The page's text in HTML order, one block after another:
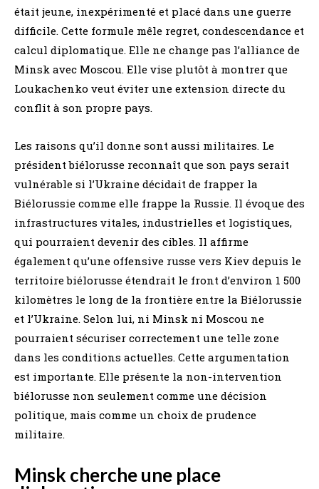
était jeune, inexpérimenté et placé dans une guerre
difficile. Cette formule mêle regret, condescendance et
calcul diplomatique. Elle ne change pas l’alliance de
Minsk avec Moscou. Elle vise plutôt à montrer que
Loukachenko veut éviter une extension directe du
conflit à son propre pays.
Les raisons qu’il donne sont aussi militaires. Le
président biélorusse reconnaît que son pays serait
vulnérable si l’Ukraine décidait de frapper la
Biélorussie comme elle frappe la Russie. Il évoque des
infrastructures vitales, industrielles et logistiques,
qui pourraient devenir des cibles. Il affirme
également qu’une offensive russe vers Kiev depuis le
territoire biélorusse étendrait le front d’environ 1 500
kilomètres le long de la frontière entre la Biélorussie
et l’Ukraine. Selon lui, ni Minsk ni Moscou ne
pourraient sécuriser correctement une telle zone
dans les conditions actuelles. Cette argumentation
est importante. Elle présente la non-intervention
biélorusse non seulement comme une décision
politique, mais comme un choix de prudence
militaire.
Minsk cherche une place